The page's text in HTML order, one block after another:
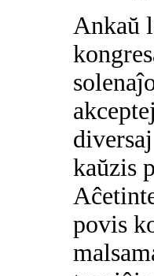
Ankaŭ
kaŭzis
povis